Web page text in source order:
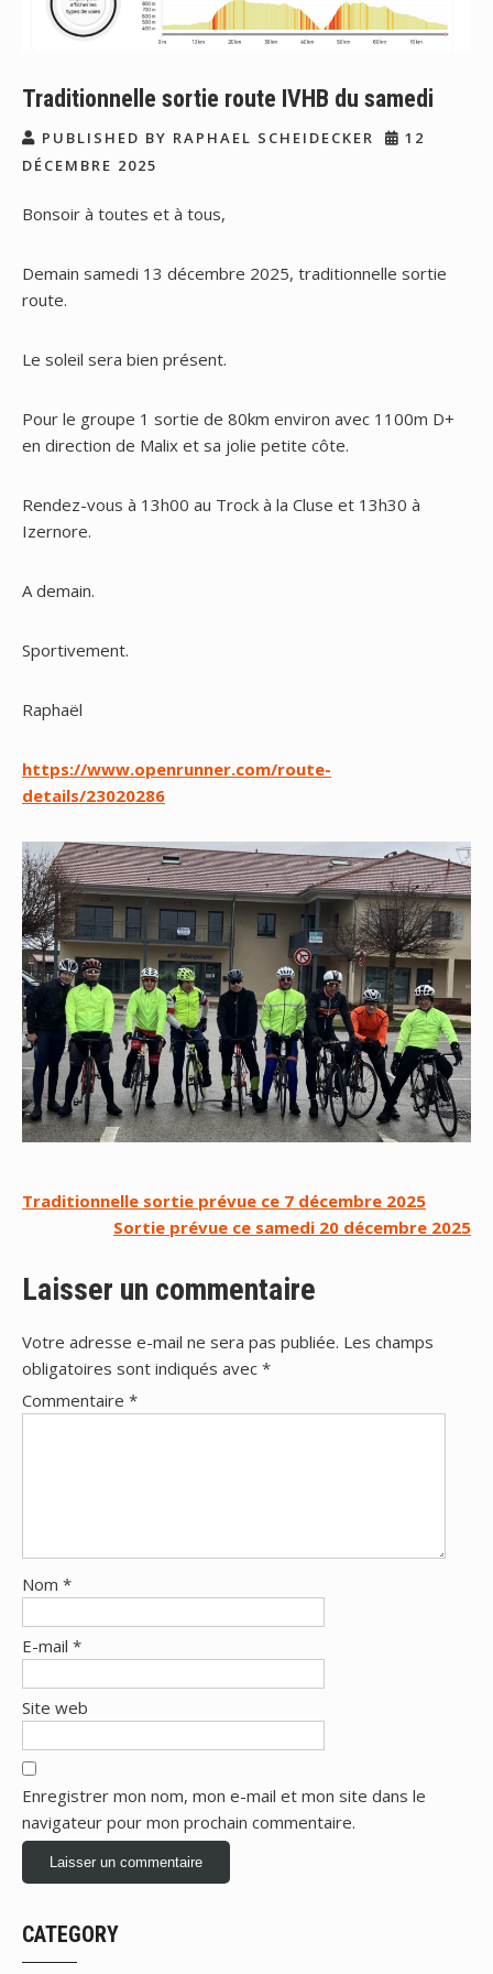
Traditionnelle sortie route IVHB du samedi
PUBLISHED BY RAPHAEL SCHEIDECKER
12
DÉCEMBRE 2025
Bonsoir à toutes et à tous,
Demain samedi 13 décembre 2025, traditionnelle sortie
route.
Le soleil sera bien présent.
Pour le groupe 1 sortie de 80km environ avec 1100m D+
en direction de Malix et sa jolie petite côte.
Rendez-vous à 13h00 au Trock à la Cluse et 13h30 à
Izernore.
Ademain.
Sportivement.
Raphaël
https://www.openrunner.com/route-
details/23020286
Navigation
l’article
Traditionnelle sortie prévue ce 7 décembre 2025
Sortie prévue ce samedi 20 décembre 2025
Laisser un commentaire
Votre adresse e-mail ne sera pas publiée. Les champs
obligatoires sont indiqués avec *
Commentaire *
Nom *
E-mail *
Site web
Enregistrer mon nom, mon e-mail et mon site dans le
navigateur pour mon prochain commentaire.
CATEGORY